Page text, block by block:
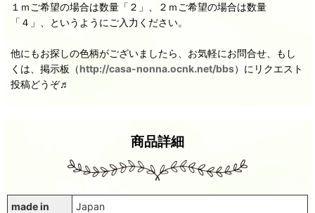
１ｍご希望の場合は数量「２」、２ｍご希望の場合は数量
「４」、というようにご入力ください。
他にもお探しの色柄がございましたら、お気軽にお問合せ、もし
くは、掲示板（http://casa-nonna.ocnk.net/bbs）にリクエスト
投稿どうぞ♬
商品詳細
made in
Japan